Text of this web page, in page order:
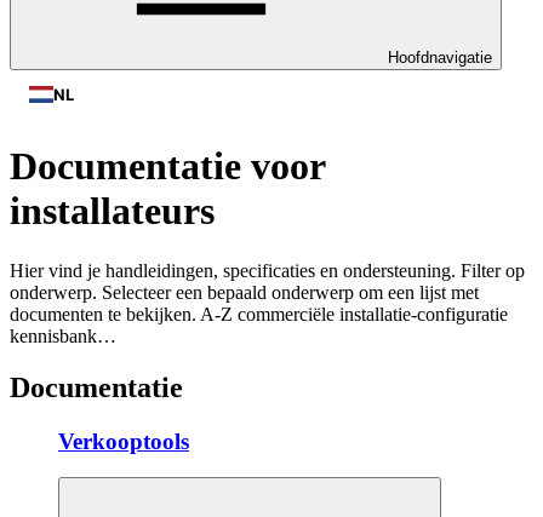
Hoofdnavigatie
NL
Documentatie voor
installateurs
Hier vind je handleidingen, specificaties en ondersteuning. Filter op
onderwerp. Selecteer een bepaald onderwerp om een lijst met
documenten te bekijken. A-Z commerciële installatie-configuratie
kennisbank…
Documentatie
Verkooptools